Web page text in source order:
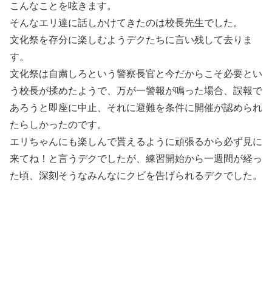
こんなことを呟きます。
そんなエリ達に話しかけてきたのは校長先生でした。
文化祭を存分に楽しむようデクたちに言い残して去りま
す。
文化祭は自粛しろという警察長官と今だからこそ必要とい
う校長が揉めたようで、万が一警報が鳴った場合、誤報で
あろうと即座に中止、それに避難を条件に開催が認められ
たらしかったのです。
エリちゃんにも楽しんで貰えるように頑張るから必ず見に
来てね！と言うデクでしたが、練習開始から一週間が経っ
た頃、深刻そうなみんなにクビを告げられるデクでした。